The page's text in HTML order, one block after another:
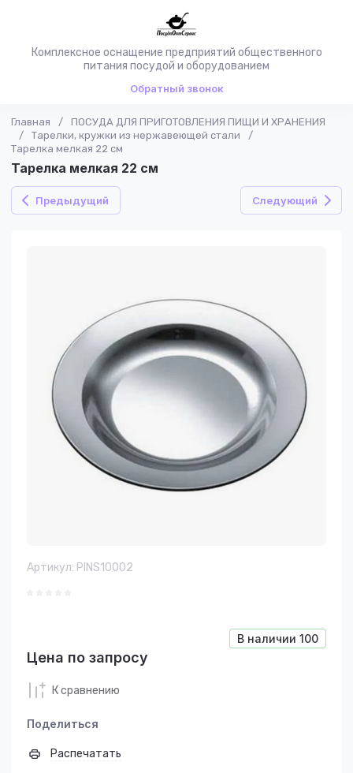
Комплексное оснащение предприятий общественного
питания посудой и оборудованием
Обратный звонок
Главная /
ПОСУДА ДЛЯ ПРИГОТОВЛЕНИЯ ПИЩИ И ХРАНЕНИЯ
/
Тарелки, кружки из нержавеющей стали
/
Тарелка мелкая 22 см
Тарелка мелкая 22 см
Предыдущий Следующий
Артикул: PINS10002
В наличии 100
Цена по запросу
К сравнению
Поделиться
Распечатать